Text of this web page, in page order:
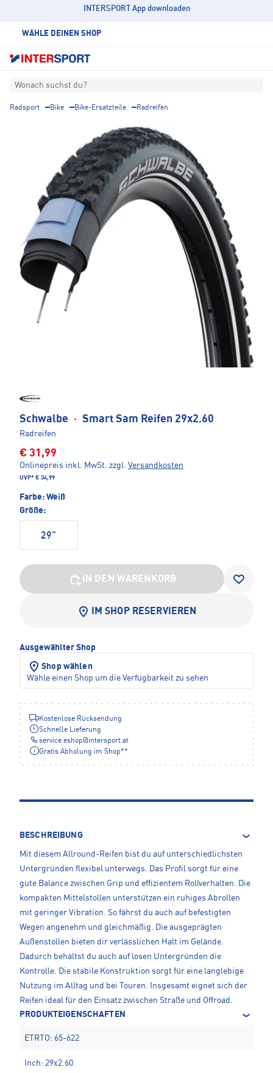
INTERSPORT App downloaden
WÄHLE DEINEN SHOP
Wonach suchst du?
Radsport Bike Bike-Ersatzteile Radreifen
Schwalbe · Smart Sam Reifen 29x2.60
Radreifen
€ 31,99
Onlinepreis inkl. MwSt. zzgl. Versandkosten
UVP* € 34,99
Farbe: Weiß
Größe:
29"
IN DEN WARENKORB
IM SHOP RESERVIEREN
Ausgewählter Shop
Shop wählen
Wähle einen Shop um die Verfügbarkeit zu sehen
Kostenlose Rücksendung
Schnelle Lieferung
service.eshop@intersport.at
Gratis Abholung im Shop**
BESCHREIBUNG
Mit diesem Allround-Reifen bist du auf unterschiedlichsten
Untergründen flexibel unterwegs. Das Profil sorgt für eine
gute Balance zwischen Grip und effizientem Rollverhalten. Die
kompakten Mittelstollen unterstützen ein ruhiges Abrollen
mit geringer Vibration. So fährst du auch auf befestigten
Wegen angenehm und gleichmäßig. Die ausgeprägten
Außenstollen bieten dir verlässlichen Halt im Gelände.
Dadurch behältst du auch auf losen Untergründen die
Kontrolle. Die stabile Konstruktion sorgt für eine langlebige
Nutzung im Alltag und bei Touren. Insgesamt eignet sich der
Reifen ideal für den Einsatz zwischen Straße und Offroad.
PRODUKTEIGENSCHAFTEN
ETRTO: 65-622
Inch: 29x2.60